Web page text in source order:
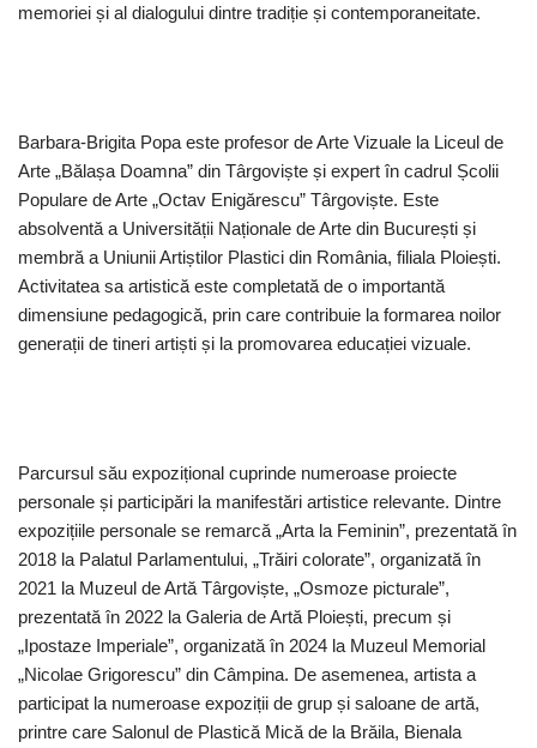
memoriei și al dialogului dintre tradiție și contemporaneitate.
Barbara-Brigita Popa este profesor de Arte Vizuale la Liceul de
Arte „Bălașa Doamna” din Târgoviște și expert în cadrul Școlii
Populare de Arte „Octav Enigărescu” Târgoviște. Este
absolventă a Universității Naționale de Arte din București și
membră a Uniunii Artiștilor Plastici din România, filiala Ploiești.
Activitatea sa artistică este completată de o importantă
dimensiune pedagogică, prin care contribuie la formarea noilor
generații de tineri artiști și la promovarea educației vizuale.
Parcursul său expozițional cuprinde numeroase proiecte
personale și participări la manifestări artistice relevante. Dintre
expozițiile personale se remarcă „Arta la Feminin”, prezentată în
2018 la Palatul Parlamentului, „Trăiri colorate”, organizată în
2021 la Muzeul de Artă Târgoviște, „Osmoze picturale”,
prezentată în 2022 la Galeria de Artă Ploiești, precum și
„Ipostaze Imperiale”, organizată în 2024 la Muzeul Memorial
„Nicolae Grigorescu” din Câmpina. De asemenea, artista a
participat la numeroase expoziții de grup și saloane de artă,
printre care Salonul de Plastică Mică de la Brăila, Bienala